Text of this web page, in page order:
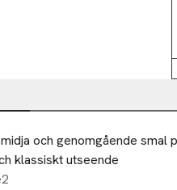
och genomgående
klassiskt utseende